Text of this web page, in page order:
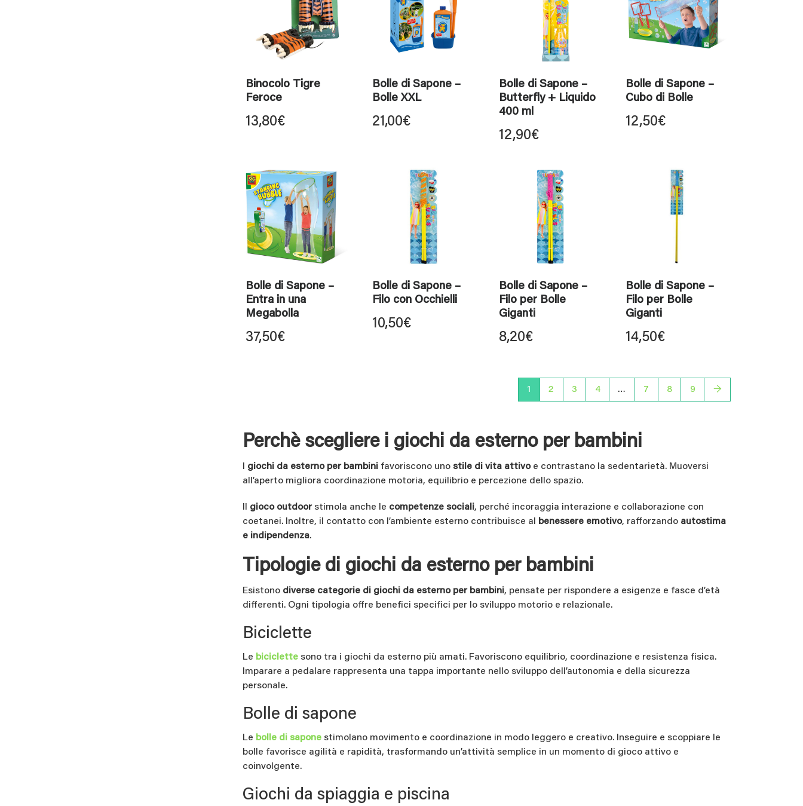
Binocolo Tigre
Feroce
13,80€
Bolle di Sapone –
Bolle XXL
21,00€
Bolle di Sapone –
Butterfly + Liquido
400 ml
12,90€
Bolle di Sapone –
Cubo di Bolle
12,50€
Bolle di Sapone –
Entra in una
Megabolla
37,50€
Bolle di Sapone –
Filo con Occhielli
10,50€
Bolle di Sapone –
Filo per Bolle
Giganti
8,20€
Bolle di Sapone –
Filo per Bolle
Giganti
14,50€
1 2 3 4 … 7 8 9 →
Perchè scegliere i giochi da esterno per bambini
giochi da esterno per bambini favoriscono uno stile di vita attivoe contrastano la sedentarietà. Muoversi
all’aperto migliora coordinazione motoria, equilibrio e percezione dello spazio.
gioco outdoorstimola anche le competenze sociali, perché incoraggia interazione e collaborazione con
coetanei. Inoltre, il contatto con l’ambiente esterno contribuisce al
benessere emotivo, rafforzando autostima
e indipendenza.
Tipologie di giochi da esterno per bambini
Esistono diverse categorie di giochi da esterno per bambini, pensate per rispondere a esigenze e fasce d’età
differenti. Ogni tipologia offre benefici specifici per lo sviluppo motorio e relazionale.
Biciclette
Le biciclette sono tra i giochi da esterno più amati. Favoriscono equilibrio, coordinazione e resistenza fisica.
Imparare a pedalare rappresenta una tappa importante nello sviluppo dell’autonomia e della sicurezza
personale.
Bolle di sapone
Le bolle di sapone stimolano movimento e coordinazione in modo leggero e creativo. Inseguire e scoppiare le
bolle favorisce agilità e rapidità, trasformando un’attività semplice in un momento di gioco attivo e
coinvolgente.
Giochi da spiaggia e piscina